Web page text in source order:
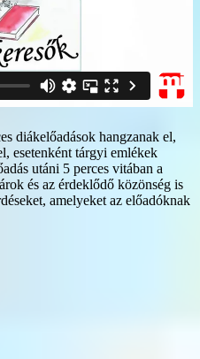
diákelőadások hangzanak el,
esetenként tárgyi emlékek
utáni 5 perces vitában a
és az érdeklődő közönség is
amelyeket az előadóknak